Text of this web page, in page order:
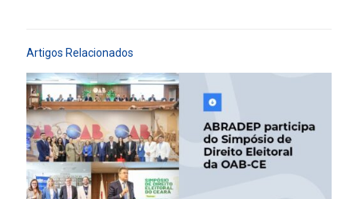
Artigos Relacionados